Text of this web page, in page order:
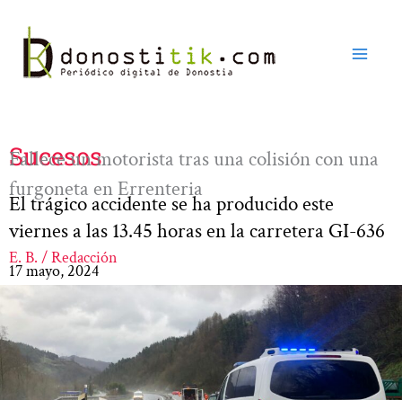
contenido
Sucesos
Fallece un motorista tras una colisión con una
furgoneta en Errenteria
El trágico accidente se ha producido este
viernes a las 13.45 horas en la carretera GI-636
E. B. / Redacción
17 mayo, 2024